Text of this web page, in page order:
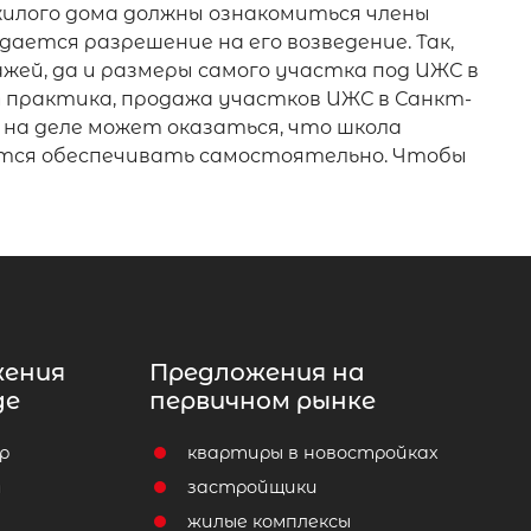
дома должны ознакомиться члены
разрешение на его возведение. Так,
да и размеры самого участка под ИЖС в
практика, продажа участков ИЖС в Санкт-
деле может оказаться, что школа
обеспечивать самостоятельно. Чтобы
Предложения на
первичном рынке
квартиры в новостройках
застройщики
жилые комплексы